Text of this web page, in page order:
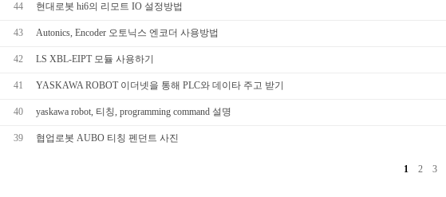
44 현대로봇 hi6의 리모트 IO 설정방법
43 Autonics, Encoder 오토닉스 엔코더 사용방법
42 LS XBL-EIPT 모듈 사용하기
41 YASKAWA ROBOT 이더넷을 통해 PLC와 데이타 주고 받기
40 yaskawa robot, 티칭, programming command 설명
39 협업로봇 AUBO 티칭 펜던트 사진
1 2 3